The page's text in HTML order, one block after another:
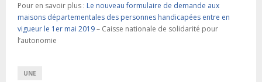
Pour en savoir plus : Le nouveau formulaire de demande aux
maisons départementales des personnes handicapées entre en
vigueur le 1er mai 2019– Caisse nationale de solidarité pour
l’autonomie
UNE